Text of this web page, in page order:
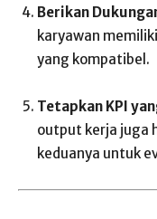
Berikan
karyawan
yang kompatibel.
Tetapkan KPI
output kerja juga
keduanya untuk